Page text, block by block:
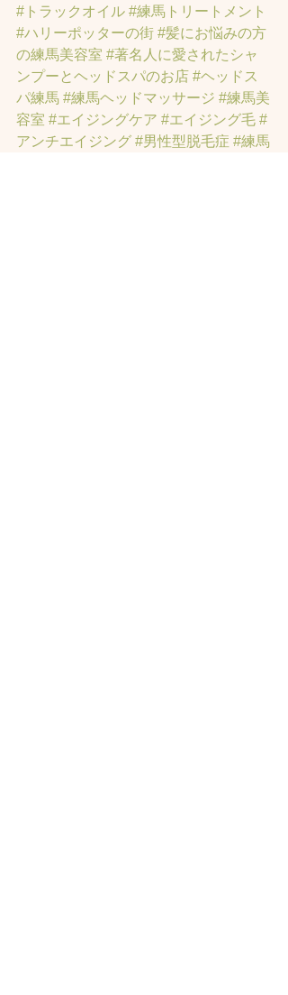
#トラックオイル #練馬トリートメント
#ハリーポッターの街 #髪にお悩みの方
の練馬美容室 #著名人に愛されたシャ
ンプーとヘッドスパのお店 #ヘッドス
パ練馬 #練馬ヘッドマッサージ #練馬美
容室 #エイジングケア #エイジング毛 #
アンチエイジング #男性型脱毛症 #練馬